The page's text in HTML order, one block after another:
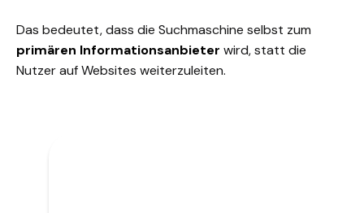
Das bedeutet, dass die Suchmaschine selbst zum
primären Informationsanbieter wird, statt die
Nutzer auf Websites weiterzuleiten.